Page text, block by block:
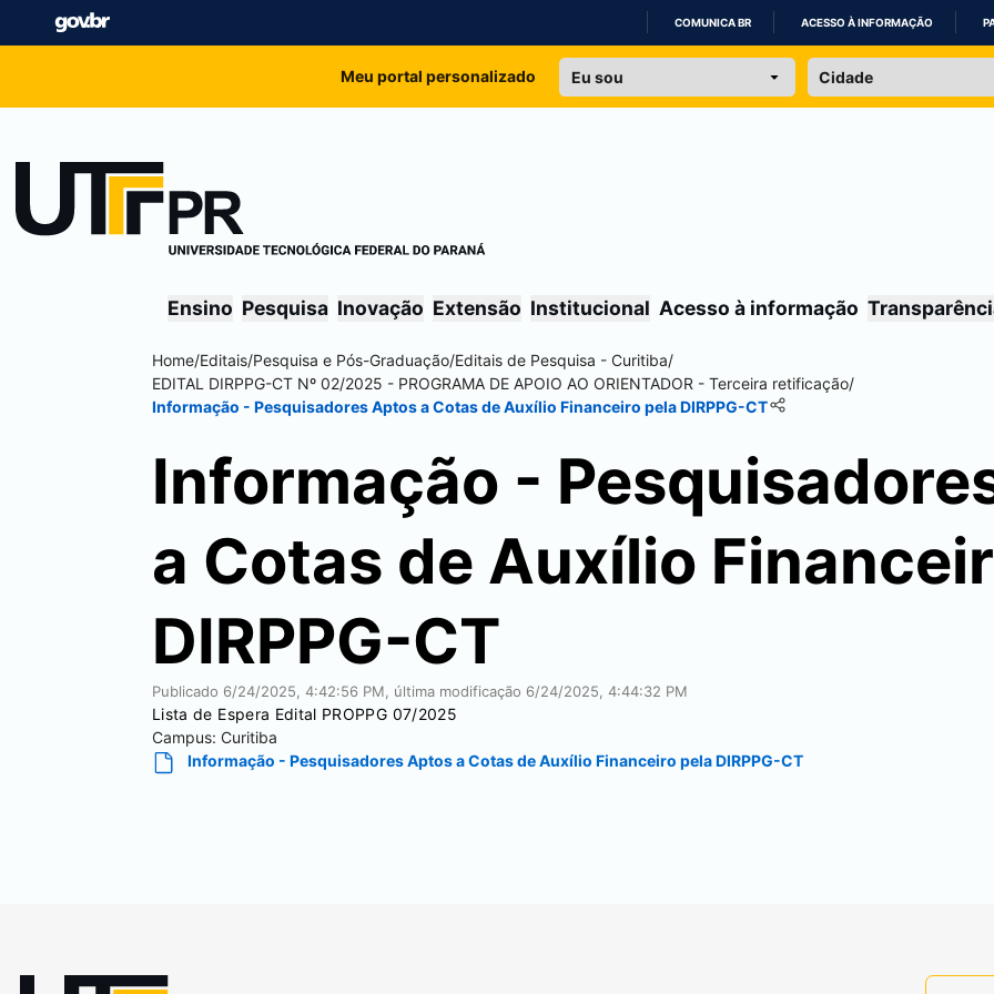
IR
COMUNICA BR ACESSO À INFORMAÇÃO
Meu portal personalizado
Ensino Pesquisa Inovação Extensão Institucional Acesso à informação
Home/Editais/Pesquisa e Pós-Graduação/Editais de Pesquisa - Curitiba/
EDITAL DIRPPG-CT Nº 02/2025 - PROGRAMA DE APOIO AO ORIENTADOR - Terceira retificação/
Informação - Pesquisadores Aptos a Cotas de Auxílio Financeiro pela DIRPPG-CT
Informação -
a Cotas de Auxílio
DIRPPG-CT
Publicado 6/24/2025, 4:42:56 PM , última modificação 6/24/2025, 4:44:32 PM
Lista de Espera Edital PROPPG 07/2025
Campus: Curitiba
Informação - Pesquisadores Aptos a Cotas de Auxílio Financeiro pela DIRPPG-CT